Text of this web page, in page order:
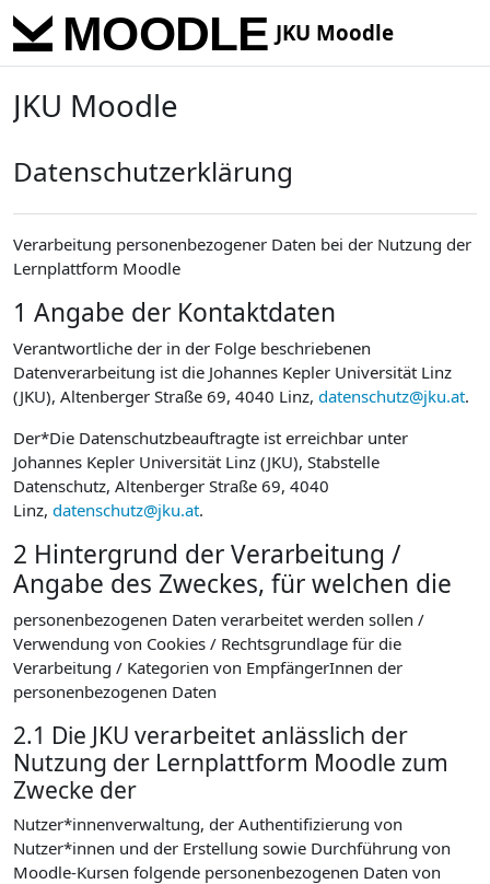
Skip to main content
JKU Moodle
JKU Moodle
Datenschutzerklärung
Verarbeitung personenbezogener Daten bei der Nutzung der
Lernplattform Moodle
1 Angabe der Kontaktdaten
Verantwortliche der in der Folge beschriebenen
Datenverarbeitung ist die Johannes Kepler Universität Linz
(JKU), Altenberger Straße 69, 4040 Linz, datenschutz@jku.at.
Der*Die Datenschutzbeauftragte ist erreichbar unter
Johannes Kepler Universität Linz (JKU), Stabstelle
Datenschutz, Altenberger Straße 69, 4040
Linz, datenschutz@jku.at.
2 Hintergrund der Verarbeitung /
Angabe des Zweckes, für welchen die
personenbezogenen Daten verarbeitet werden sollen /
Verwendung von Cookies / Rechtsgrundlage für die
Verarbeitung / Kategorien von EmpfängerInnen der
personenbezogenen Daten
2.1 Die JKU verarbeitet anlässlich der
Nutzung der Lernplattform Moodle zum
Zwecke der
Nutzer*innenverwaltung, der Authentifizierung von
Nutzer*innen und der Erstellung sowie Durchführung von
Moodle-Kursen folgende personenbezogenen Daten von